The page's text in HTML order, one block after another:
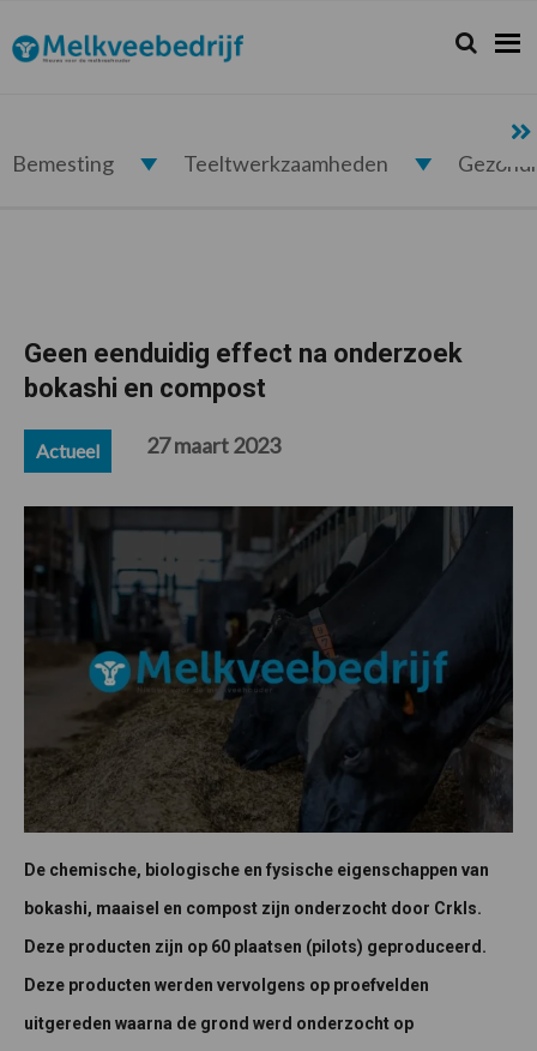
de
hoofdnavigatie
de
hoofd
de
eerste
de
voettekst
Melkveebedrijf.nl Zoeken...
Zoek
Bemesting Teeltwerkzaamheden
Geen eenduidig effect na onderzoek
bokashi en compost
Actueel 27 maart 2023
De chemische, biologische en fysische eigenschappen van
bokashi, maaisel en compost zijn onderzocht door Crkls.
Deze producten zijn op 60 plaatsen (pilots) geproduceerd.
Deze producten werden vervolgens op proefvelden
uitgereden waarna de grond werd onderzocht op